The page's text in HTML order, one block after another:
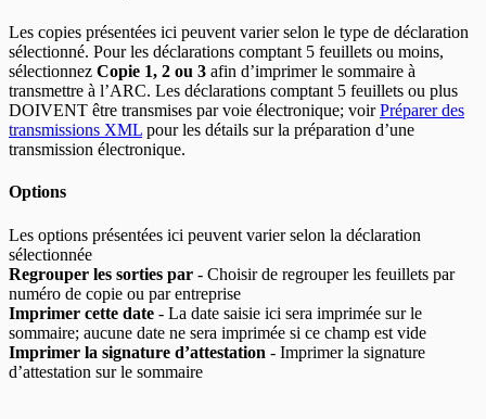
Les copies présentées ici peuvent varier selon le type de déclaration
sélectionné. Pour les déclarations comptant 5 feuillets ou moins,
sélectionnez Copie 1, 2 ou 3 afin d’imprimer le sommaire à
transmettre à l’ARC. Les déclarations comptant 5 feuillets ou plus
DOIVENT être transmises par voie électronique; voirPréparer des
transmissions XML pour les détails sur la préparation d’une
transmission électronique.
Options
Les options présentées ici peuvent varier selon la déclaration
sélectionnée
Regrouper les sorties par - Choisir de regrouper les feuillets par
numéro de copie ou par entreprise
Imprimer cette date - La date saisie ici sera imprimée sur le
sommaire; aucune date ne sera imprimée si ce champ est vide
Imprimer la signature d’attestation - Imprimer la signature
d’attestation sur le sommaire